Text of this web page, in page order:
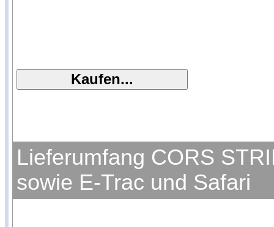
Lieferumfang CORS
sowie E-Trac und Safari